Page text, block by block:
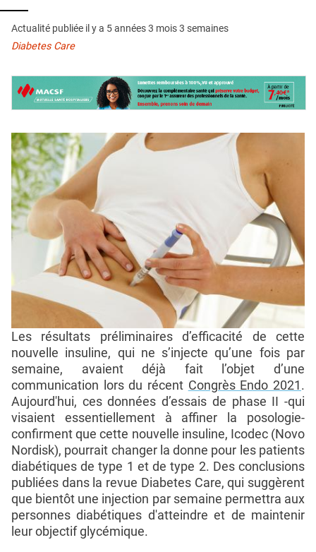
CONDITIONS GÉNÉRALES
CONTACT
Actualité publiée il y a 5 années 3 mois 3 semaines
Diabetes Care
Les résultats préliminaires d’efficacité de cette
nouvelle insuline, qui ne s’injecte qu’une fois par
semaine, avaient déjà fait l’objet d’une
communication lors du récent Congrès Endo 2021.
Aujourd'hui, ces données d’essais de phase II -qui
visaient essentiellement à affiner la posologie-
confirment que cette nouvelle insuline, Icodec (Novo
Nordisk), pourrait changer la donne pour les patients
diabétiques de type 1 et de type 2. Des conclusions
publiées dans la revue Diabetes Care, qui suggèrent
que bientôt une injection par semaine permettra aux
personnes diabétiques d'atteindre et de maintenir
leur objectif glycémique.